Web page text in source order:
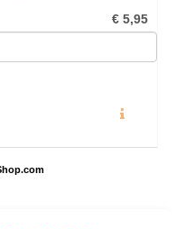
€ 5,95